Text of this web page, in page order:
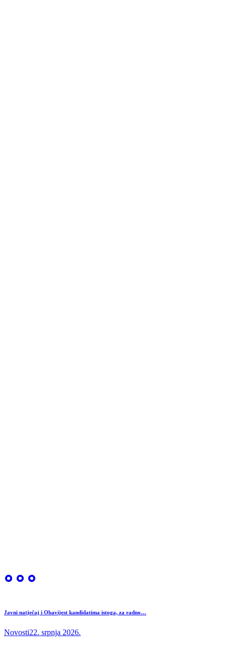
Javni natječaj i Obavijest kandidatima istoga, za radno…
Novosti22. srpnja 2026.